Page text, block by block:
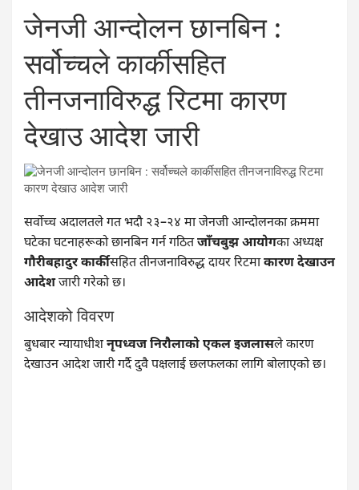
जेनजी आन्दोलन छानबिन :
सर्वोच्चले कार्कीसहित
तीनजनाविरुद्ध रिटमा कारण
देखाउ आदेश जारी
सर्वोच्च अदालतले गत भदौ २३–२४ मा जेनजी आन्दोलनका क्रममा
घटेका घटनाहरूको छानबिन गर्न गठितजाँचबुझ आयोगका अध्यक्ष
गौरीबहादुर कार्कीसहित तीनजनाविरुद्ध दायर रिटमाकारण देखाउन
आदेशजारी गरेको छ।
आदेशको विवरण
बुधबार न्यायाधीशनृपध्वज निरौलाको एकल इजलासले कारण
देखाउन आदेश जारी गर्दै दुवै पक्षलाई छलफलका लागि बोलाएको छ।